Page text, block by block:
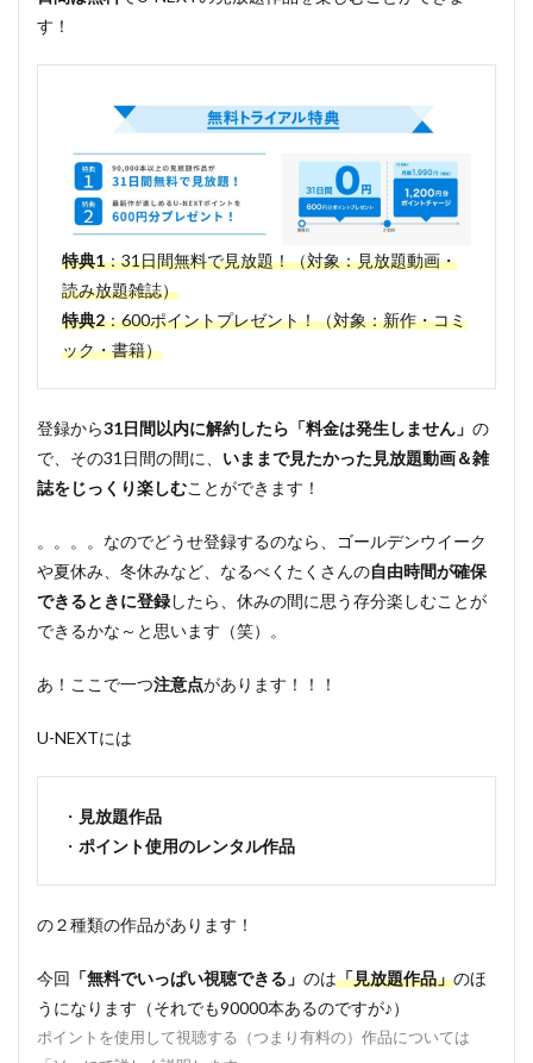
輝
く』
のキ
ャス
ト・
スタ
ッフ
4
映画
夜に
光り
輝
く』
レ感
想
5
まと
す！
特典1：31日間無料で見放題！（対象：見放題動画・
読み放題雑誌）
特典2：600ポイントプレゼント！（対象：新作・コミ
ック・書籍）
登録から31日間以内に解約したら「料金は発生しません」 の
で、その31日間の間に、 いままで見たかった見放題動画＆雑
誌をじっくり楽しむことができます！
。。。。なのでどうせ登録するのなら、ゴールデンウイーク
や夏休み、冬休みなど、なるべくたくさんの自由時間が確保
できるときに登録したら、休みの間に思う存分楽しむことが
できるかな～と思います（笑）。
あ！ここで一つ注意点があります！！！
U-NEXTには
・ 見放題作品
・ ポイント使用のレンタル作品
の２種類の作品があります！
今回 「無料でいっぱい視聴できる」 のは「見放題作品」のほ
うになります（それでも90000本あるのですが♪）
ポイントを使用して視聴する（つまり有料の）作品については